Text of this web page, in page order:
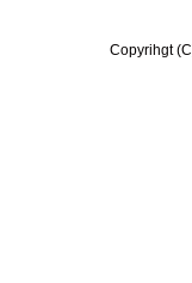
Copyrihgt